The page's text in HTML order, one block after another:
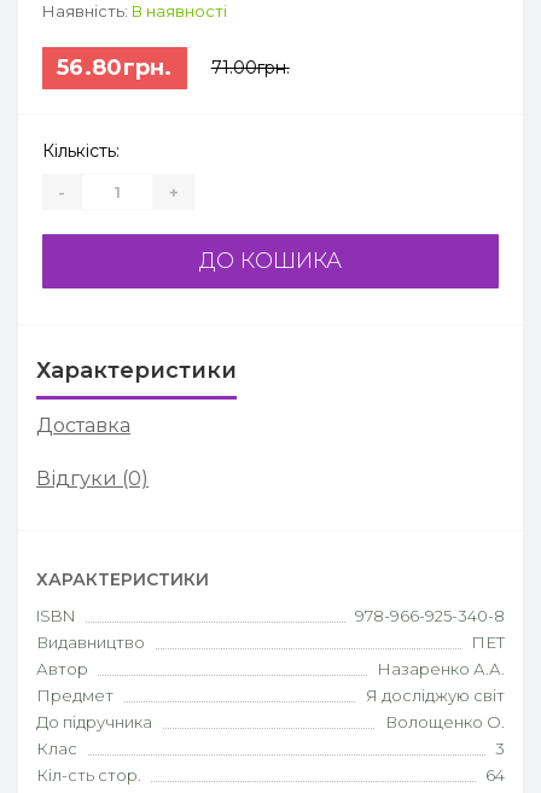
Наявність: В наявності
56.80грн. 71.00грн.
Кількість:
- +
ДО КОШИКА
Характеристики
Доставка
Відгуки (0)
ХАРАКТЕРИСТИКИ
ISBN
978-966-925-340-8
Видавництво
ПЕТ
Автор
Назаренко А.А.
Предмет
Я досліджую світ
До підручника
Волощенко О.
Клас
3
Кіл-сть стор.
64